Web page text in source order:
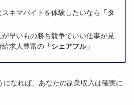
キマバイトを体験したいなら
「タ
早いもの勝ち競争でいい仕事が見
求人豊富の 「シェアフル」
になれば、あなたの副業収入は確実に